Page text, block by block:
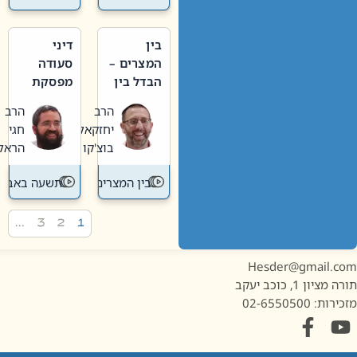
בין
המצרים –
הבדל בין
חדשה
לישנה
הרב
יחזקאל
בוצ'קו
בין המצרים
דיני
סעודה
מפסקת
תשעה
באב
הרב
חגי
הראל
תשעה באב
1, כוכב יעקב
02-6550500